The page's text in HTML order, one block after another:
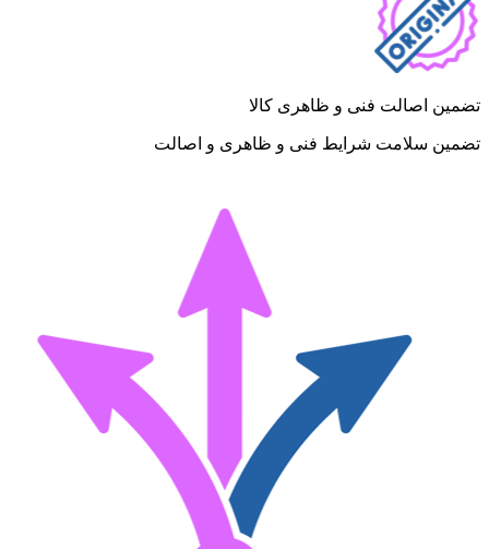
تضمین اصالت فنی و ظاهری کالا
تضمین سلامت شرایط فنی و ظاهری و اصالت